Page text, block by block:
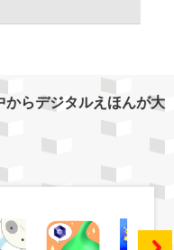
からデジタルえほんが大